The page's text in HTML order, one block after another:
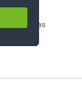
wird das